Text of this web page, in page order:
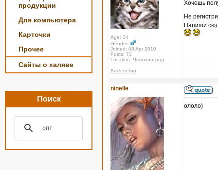
продукции
Для компьютера
Карточки
Прочее
Сайты о халяве
Поиск
Age: 34
Gender:
Joined: 08 Apr 2010
Posts: 73
Location: Червоноград
Хочешь
Не
Напиши
Back to top
ninelle
ололо)